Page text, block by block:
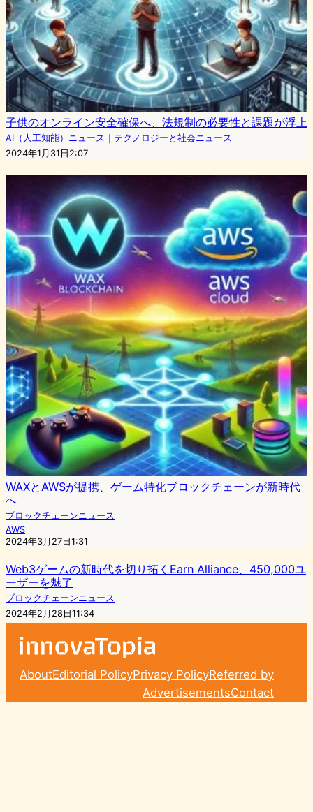
子供のオンライン安全確保へ、法規制の必要性と課題が浮上
AI（人工知能）ニュース ｜ テクノロジーと社会ニュース
2024年1月31日2:07
WAXとAWSが提携、ゲーム特化ブロックチェーンが新時代
へ
ブロックチェーンニュース
AWS
2024年3月27日1:31
Web3ゲームの新時代を切り拓くEarn Alliance、450,000ユ
ーザーを魅了
ブロックチェーンニュース
2024年2月28日11:34
AboutEditorial PolicyPrivacy PolicyReferred by
AdvertisementsContact